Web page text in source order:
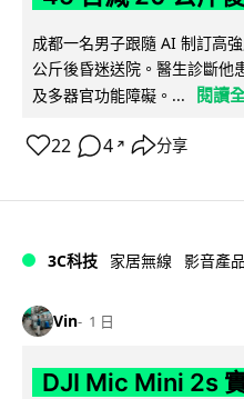
成都一名男子跟隨 AI 制訂高
公斤後昏迷送院。醫生診斷他
及多器官功能障礙。...
閱讀
22 4 ↗ 分享
3C科技 家居無線 影音產品
Vin 1 日
DJI Mic Mini 2s